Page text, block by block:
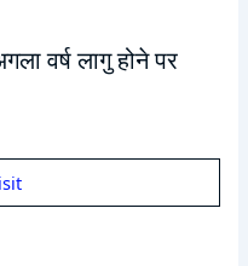
वर्ष लागु होने पर